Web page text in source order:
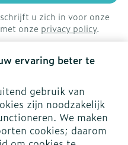
ervaring beter te
gebruik van
zijn noodzakelijk
We maken
cookies; daarom
u zich in voor onze
onze privacy policy.